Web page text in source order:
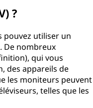
?
pouvez utiliser un
De nombreux
qui vous
des appareils de
les moniteurs peuvent
telles que les